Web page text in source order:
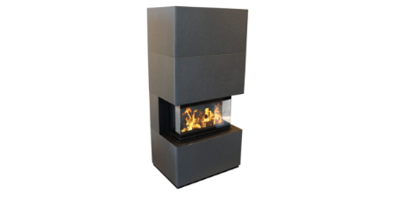
Bildergalerie überspringen